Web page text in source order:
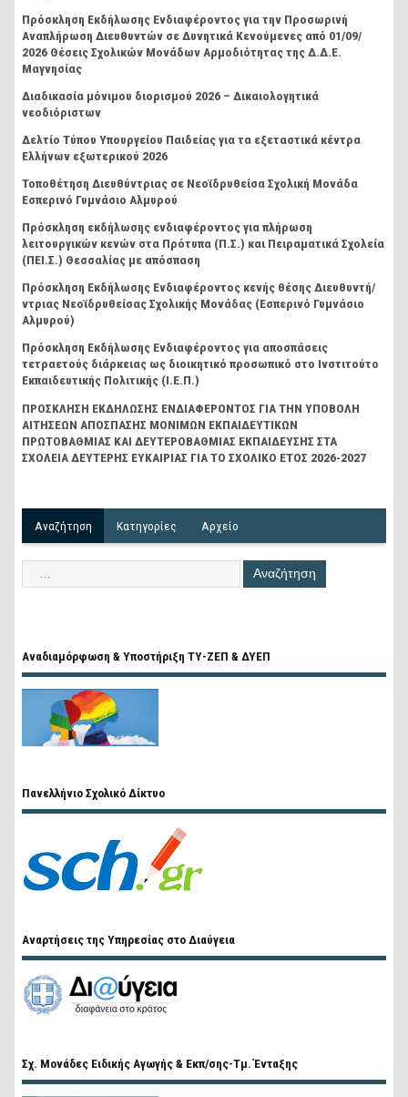
Πρόσκληση Εκδήλωσης Ενδιαφέροντος για την Προσωρινή
Αναπλήρωση Διευθυντών σε Δυνητικά Κενούμενες από 01/09/
2026 Θέσεις Σχολικών Μονάδων Αρμοδιότητας της Δ.Δ.Ε.
Μαγνησίας
Διαδικασία μόνιμου διορισμού 2026 – Δικαιολογητικά
νεοδιόριστων
Δελτίο Τύπου Υπουργείου Παιδείας για τα εξεταστικά κέντρα
Ελλήνων εξωτερικού 2026
Τοποθέτηση Διευθύντριας σε Νεοϊδρυθείσα Σχολική Μονάδα
Εσπερινό Γυμνάσιο Αλμυρού
Πρόσκληση εκδήλωσης ενδιαφέροντος για πλήρωση
λειτουργικών κενών στα Πρότυπα (Π.Σ.) και Πειραματικά Σχολεία
(ΠΕΙ.Σ.) Θεσσαλίας με απόσπαση
Πρόσκληση Εκδήλωσης Ενδιαφέροντος κενής θέσης Διευθυντή/
ντριας Νεοϊδρυθείσας Σχολικής Μονάδας (Εσπερινό Γυμνάσιο
Αλμυρού)
Πρόσκληση Εκδήλωσης Ενδιαφέροντος για αποσπάσεις
τετραετούς διάρκειας ως διοικητικό προσωπικό στο Ινστιτούτο
Εκπαιδευτικής Πολιτικής (Ι.Ε.Π.)
ΠΡΟΣΚΛΗΣΗ ΕΚΔΗΛΩΣΗΣ ΕΝΔΙΑΦΕΡΟΝΤΟΣ ΓΙΑ ΤΗΝ ΥΠΟΒΟΛΗ
ΑΙΤΗΣΕΩΝ ΑΠΟΣΠΑΣΗΣ ΜΟΝΙΜΩΝ ΕΚΠΑΙΔΕΥΤΙΚΩΝ
ΠΡΩΤΟΒΑΘΜΙΑΣ ΚΑΙ ΔΕΥΤΕΡΟΒΑΘΜΙΑΣ ΕΚΠΑΙΔΕΥΣΗΣ ΣΤΑ
ΣΧΟΛΕΙΑ ΔΕΥΤΕΡΗΣ ΕΥΚΑΙΡΙΑΣ ΓΙΑ ΤΟ ΣΧΟΛΙΚΟ ΕΤΟΣ 2026-2027
Αναζήτηση Kατηγορίες Αρχείο
Αναδιαμόρφωση & Υποστήριξη ΤΥ-ΖΕΠ & ΔΥΕΠ
Πανελλήνιο Σχολικό Δίκτυο
Αναρτήσεις της Υπηρεσίας στο Διαύγεια
Σχ. Μονάδες Ειδικής Αγωγής & Εκπ/σης-Τμ. Ένταξης